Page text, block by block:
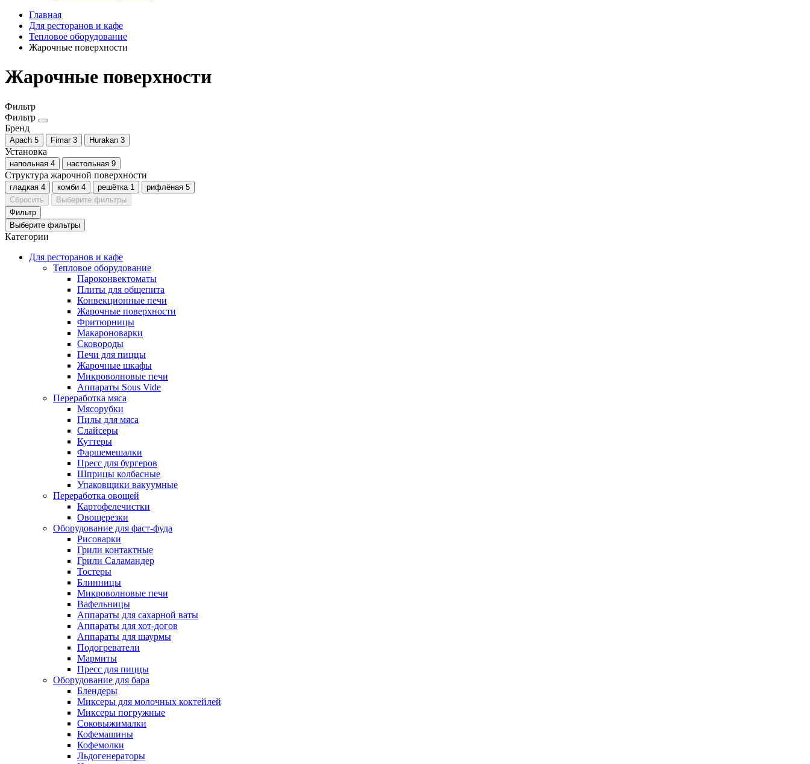
Главная
Для ресторанов и кафе
Тепловое оборудование
Жарочные поверхности
Жарочные поверхности
Фильтр
Фильтр
Бренд
Apach 5 Fimar 3 Hurakan 3
Установка
напольная 4 настольная 9
Структура жарочной поверхности
гладкая 4 комби 4 решётка 1 рифлёная 5
Сбросить
Выберите фильтры
Фильтр
Выберите фильтры
Категории
Для ресторанов и кафе
Тепловое оборудование
Пароконвектоматы
Плиты для общепита
Конвекционные печи
Жарочные поверхности
Фритюрницы
Макароноварки
Сковороды
Печи для пиццы
Жарочные шкафы
Микроволновые печи
Аппараты Sous Vide
Переработка мяса
Мясорубки
Пилы для мяса
Слайсеры
Куттеры
Фаршемешалки
Пресс для бургеров
Шприцы колбасные
Упаковщики вакуумные
Переработка овощей
Картофелечистки
Овощерезки
Оборудование для фаст-фуда
Рисоварки
Грили контактные
Грили Саламандер
Тостеры
Блинницы
Микроволновые печи
Вафельницы
Аппараты для сахарной ваты
Аппараты для хот-догов
Аппараты для шаурмы
Подогреватели
Мармиты
Пресс для пиццы
Оборудование для бара
Блендеры
Миксеры для молочных коктейлей
Миксеры погружные
Соковыжималки
Кофемашины
Кофемолки
Льдогенераторы